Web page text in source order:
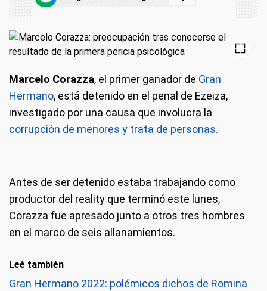
Marcelo Corazza, el primer ganador de Gran
Hermano, está detenido en el penal de Ezeiza,
investigado por una causa que involucra la
corrupción de menores y trata de personas.
Antes de ser detenido estaba trabajando como
productor del reality que terminó este lunes,
Corazza fue apresado junto a otros tres hombres
en el marco de seis allanamientos.
Leé también
Gran Hermano 2022: polémicos dichos de Romina